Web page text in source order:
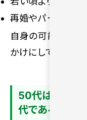
再婚やパートナー
自身の可能性を信
かけにしてください。
50代はまだ新
代である